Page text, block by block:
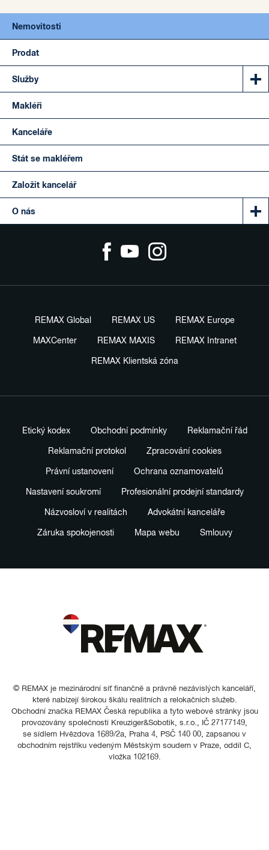
Nemovitosti
Prodat
Služby
Makléři
Kanceláře
Stát se makléřem
Založit kancelář
O nás
REMAX Global REMAX US REMAX Europe
MAXCenter REMAX MAXIS REMAX Intranet
REMAX Klientská zóna
Etický kodex Obchodní podmínky Reklamační řád
Reklamační protokol Zpracování cookies
Právní ustanovení Ochrana oznamovatelů
Nastavení soukromí Profesionální prodejní standardy
Názvosloví v realitách Advokátní kanceláře
Záruka spokojenosti Mapa webu Smlouvy
© REMAX je mezinárodní síť finančně a právně nezávislých kanceláří,
které nabízejí širokou škálu realitních a relokačních služeb.
Obchodní značka REMAX Česká republika a tyto webové stránky jsou
provozovány společností Kreuziger&Sobotik, s.r.o., IČ 27177149,
se sídlem Hvězdova 1689/2a, Praha 4, PSČ 140 00, zapsanou v
obchodním rejstříku vedeným Městským soudem v Praze, oddíl C,
vložka 102169.